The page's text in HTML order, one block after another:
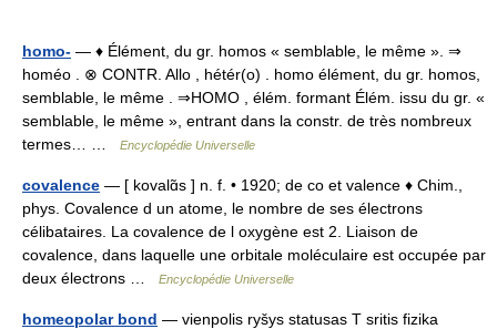
homo- — ♦ Élément, du gr. homos « semblable, le même ». ⇒
homéo . ⊗ CONTR. Allo , hétér(o) . homo élément, du gr. homos,
semblable, le même . ⇒HOMO , élém. formant Élém. issu du gr. «
semblable, le même », entrant dans la constr. de très nombreux
termes… …
Encyclopédie Universelle
covalence — [ kovalɑ̃s ] n. f. • 1920; de co et valence ♦ Chim.,
phys. Covalence d un atome, le nombre de ses électrons
célibataires. La covalence de l oxygène est 2. Liaison de
covalence, dans laquelle une orbitale moléculaire est occupée par
deux électrons …
Encyclopédie Universelle
homeopolar bond — vienpolis ryšys statusas T sritis fizika